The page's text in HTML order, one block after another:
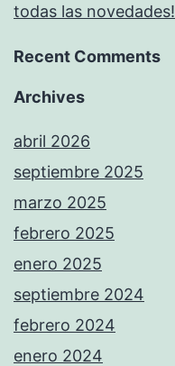
todas las novedades!
Recent Comments
Archives
abril 2026
septiembre 2025
marzo 2025
febrero 2025
enero 2025
septiembre 2024
febrero 2024
enero 2024